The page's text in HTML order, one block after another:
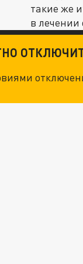
такие же
в лечении